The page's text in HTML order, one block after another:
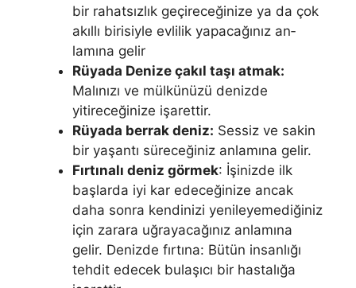
bir rahatsızlık geçireceğinize ya da çok
akıllı birisiyle evlilik yapacağınız an­
lamına gelir
Rüyada Denize çakıl taşı atmak:
Malınızı ve mülkünüzü denizde
yitireceğini­ze işarettir.
Rüyada berrak deniz: Sessiz ve sakin
bir yaşantı süreceğiniz anlamı­na gelir.
Fırtınalı deniz görmek: İşinizde ilk
başlarda iyi kar edeceğinize ancak
daha sonra kendinizi yenileyemediğiniz
için zarara uğrayacağınız anlamına
gelir. Denizde fırtına: Bütün insanlığı
tehdit edecek bulaşıcı bir hastalığa